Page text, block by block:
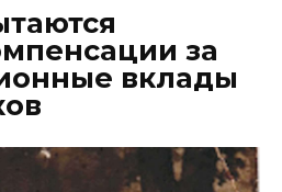
за
вклады